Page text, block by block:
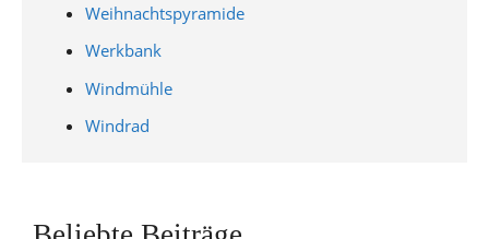
Weihnachtspyramide
Werkbank
Windmühle
Windrad